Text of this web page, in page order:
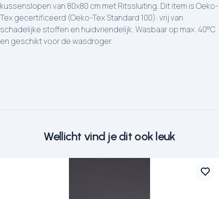
kussenslopen van 80x80 cm met Ritssluiting. Dit item is Oeko-
Tex gecertificeerd (Oeko-Tex Standard 100): vrij van
schadelijke stoffen en huidvriendelijk. Wasbaar op max. 40°C
en geschikt voor de wasdroger.
Wellicht vind je dit ook leuk